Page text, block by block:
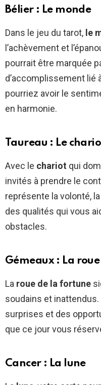
Bélier : Le monde
Dans le jeu du tarot, le
l’achèvement et
pourrait être marquée
d’accomplissement
pourriez avoir le
en harmonie.
Taureau : Le
Avec le chariot qui
invités à prendre le
représente la volonté,
des qualités qui vous
obstacles.
Gémeaux : La
La roue de la fortune
soudains et
surprises et des
que ce jour vous
Cancer : La lune